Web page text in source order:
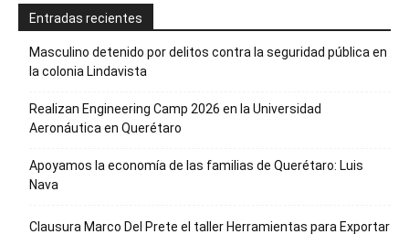
Entradas recientes
Masculino detenido por delitos contra la seguridad pública en
la colonia Lindavista
Realizan Engineering Camp 2026 en la Universidad
Aeronáutica en Querétaro
Apoyamos la economía de las familias de Querétaro: Luis
Nava
Clausura Marco Del Prete el taller Herramientas para Exportar